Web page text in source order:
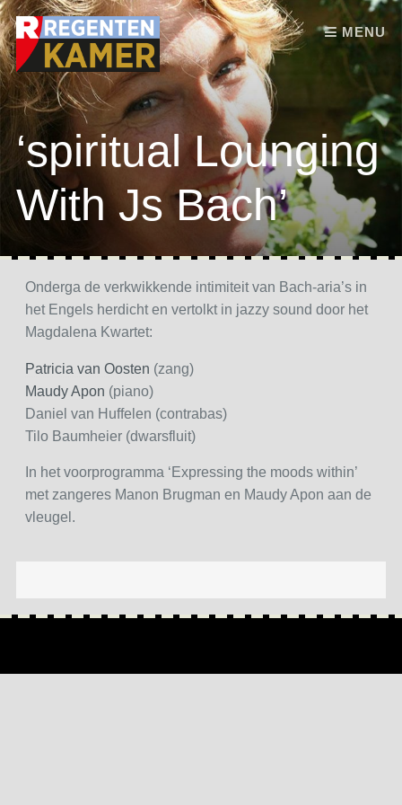
MENU
Skip to content
‘spiritual Lounging
With Js Bach’
Onderga de verkwikkende intimiteit van Bach-aria’s in
het Engels herdicht en vertolkt in jazzy sound door het
Magdalena Kwartet:
Patricia van Oosten (zang)
Maudy Apon (piano)
Daniel van Huffelen (contrabas)
Tilo Baumheier (dwarsfluit)
In het voorprogramma ‘Expressing the moods within’
met zangeres Manon Brugman en Maudy Apon aan de
vleugel.